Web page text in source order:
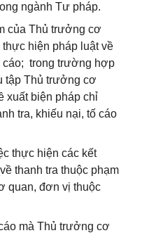
ngành Tư pháp.
của Thủ trưởng cơ
hiện pháp luật về
cáo; trong trường hợp
tập Thủ trưởng cơ
xuất biện pháp chỉ
tra, khiếu nại, tố cáo
thực hiện các kết
thanh tra thuộc phạm
quan, đơn vị thuộc
mà Thủ trưởng cơ